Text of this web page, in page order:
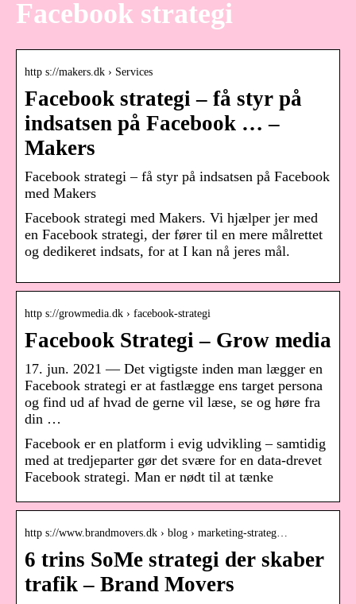
Facebook strategi
http s://makers.dk › Services
Facebook strategi – få styr på
indsatsen på Facebook … –
Makers
Facebook strategi – få styr på indsatsen på Facebook
med Makers
Facebook strategi med Makers. Vi hjælper jer med
en Facebook strategi, der fører til en mere målrettet
og dedikeret indsats, for at I kan nå jeres mål.
http s://growmedia.dk › facebook-strategi
Facebook Strategi – Grow media
17. jun. 2021 — Det vigtigste inden man lægger en
Facebook strategi er at fastlægge ens target persona
og find ud af hvad de gerne vil læse, se og høre fra
din …
Facebook er en platform i evig udvikling – samtidig
med at tredjeparter gør det svære for en data-drevet
Facebook strategi. Man er nødt til at tænke
http s://www.brandmovers.dk › blog › marketing-strateg…
6 trins SoMe strategi der skaber
trafik – Brand Movers